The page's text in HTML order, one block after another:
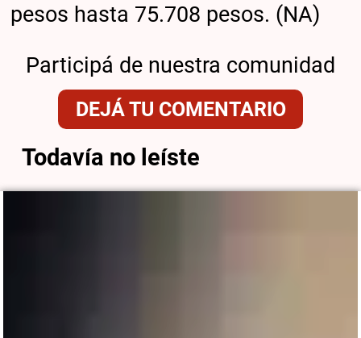
pesos hasta 75.708 pesos. (NA)
Participá de nuestra comunidad
DEJÁ TU COMENTARIO
Todavía no leíste